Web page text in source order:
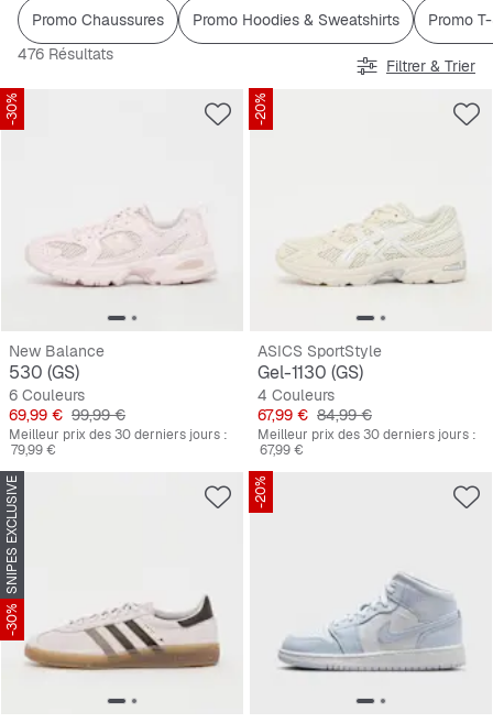
Promo Chaussures Promo Hoodies & Sweatshirts
Promo
476 Résultats
Filtrer & Trier
-30%
New Balance
530 (GS)
6 Couleurs
Prix
69,99 € Prix original
99,99 €
Meilleur prix des 30 derniers jours :
79,99 €
-20%
ASICS SportStyle
Gel-1130 (GS)
4 Couleurs
Prix
67,99 € Prix original
84,99 €
Meilleur prix des 30 derniers jours :
67,99 €
SNIPES EXCLUSIVE
-30%
-20%